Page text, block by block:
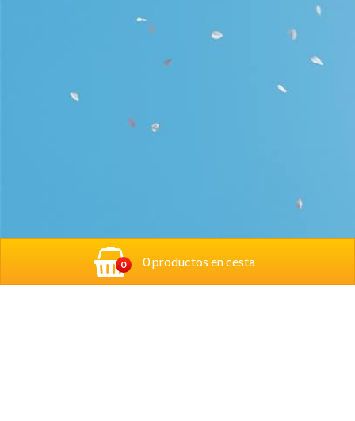
0 0 productos en cesta